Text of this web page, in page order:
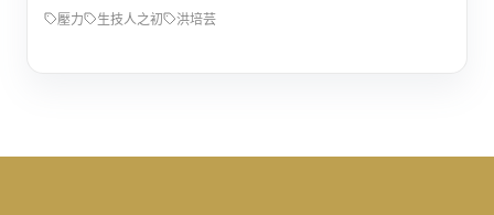
壓力 生技人之初 洪培芸